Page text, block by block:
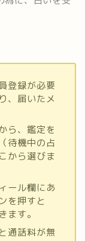
登録が必要
、届いたメ
ら、鑑定を
待機中の占
から選びま
ール欄にあ
を押すと
ます。
通話料が無